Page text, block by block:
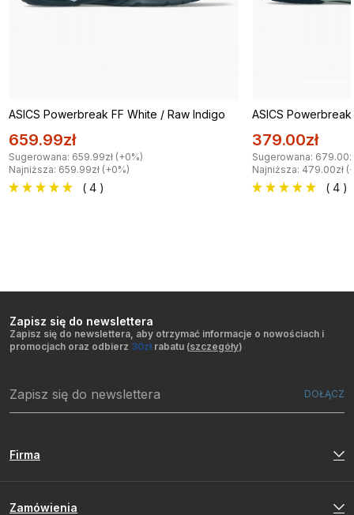
ASICS Powerbreak FF White / Raw Indigo
659.99zł
Sugerowana: 659.99zł (+0%)
Najniższa: 659.99zł (+0%)
( 4 )
ASICS
379.00zł
Sugerowana:
Najniższa: 479.00zł
( 4 )
Zapisz się do newslettera
Zapisz się do newslettera, aby otrzymać informacje o nowościach i
promocjach oraz odbierz 30zł rabatu (szczegóły)
Firma
Zamówienia